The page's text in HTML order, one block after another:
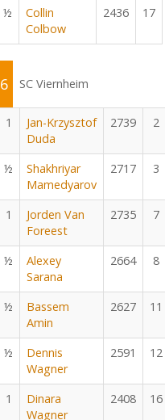
½
Collin
Colbow
2436 17
6 SC Viernheim
1
Jan-Krzysztof
Duda
2739 2
½
Shakhriyar
Mamedyarov
2717 3
1
Jorden Van
Foreest
2735 7
½
Alexey
Sarana
2664 8
½
Bassem
Amin
2627 11
½
Dennis
Wagner
2591 12
1
Dinara
Wagner
2408 16